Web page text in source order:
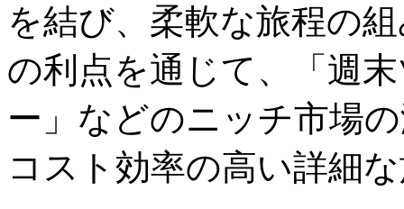
を結び、柔軟な旅程の
の利点を通じて、「週
ー」などのニッチ市場
コスト効率の高い詳細